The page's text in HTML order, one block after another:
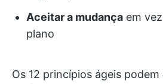
Aceitar a mudança em
plano
Os 12 princípios ágeis